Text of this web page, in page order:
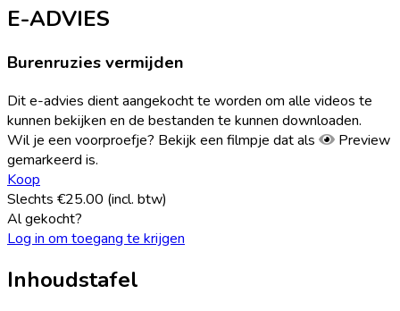
E-ADVIES
Burenruzies vermijden
Dit e-advies dient aangekocht te worden om alle videos te
kunnen bekijken en de bestanden te kunnen downloaden.
Wil je een voorproefje? Bekijk een filmpje dat als
Preview
gemarkeerd is.
Koop
Slechts €25.00 (incl. btw)
Al gekocht?
Log in om toegang te krijgen
Inhoudstafel